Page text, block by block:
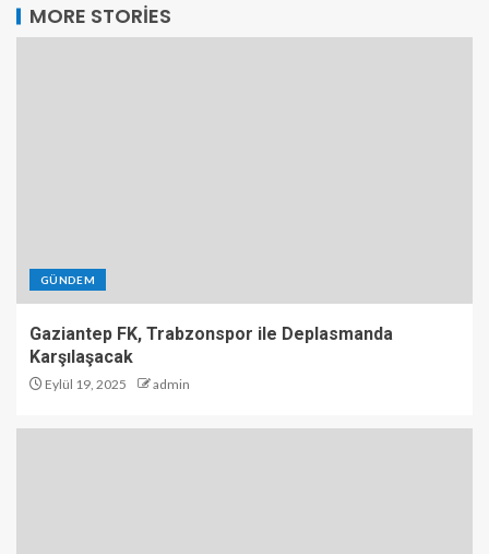
MORE STORIES
GÜNDEM
Gaziantep FK, Trabzonspor ile Deplasmanda
Karşılaşacak
Eylül 19, 2025 admin